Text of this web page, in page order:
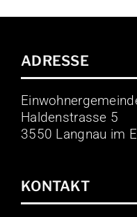
ADRESSE
Haldenstrasse 5
3550 Langnau im
KONTAKT